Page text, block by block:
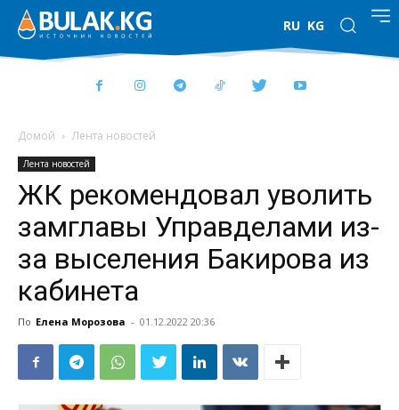
RU KG
Домой Лента новостей
Лента новостей
ЖК рекомендовал уволить
замглавы Управделами из-
за выселения Бакирова из
кабинета
По Елена Морозова - 01.12.2022 20:36